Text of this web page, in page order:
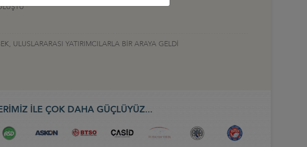
ULUSLARARASI YATIRIMCILARLA BİR ARAYA GELDİ
İLE ÇOK DAHA GÜÇLÜYÜZ...